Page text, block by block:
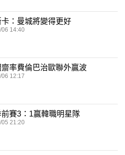
卡：曼城將變得更好
06 14:40
率費倫巴治歐聯外贏波
06 12:17
前賽3：1贏韓職明星隊
05 21:20